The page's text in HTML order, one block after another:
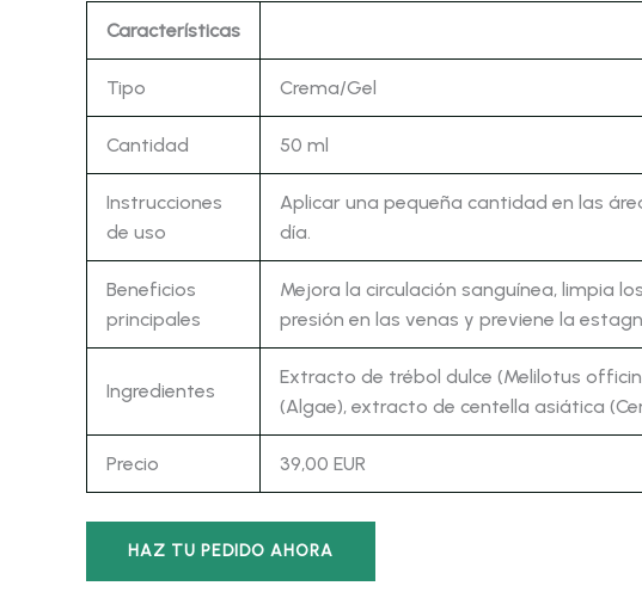
Características
Tipo Crema/Gel
Cantidad 50 ml
Instrucciones
de uso
Aplicar una pequeña cantidad en las
día.
Beneficios
principales
Mejora la circulación sanguínea, limpia
presión en las venas y previene la
Ingredientes
Extracto de trébol dulce (Melilotus
(Algae), extracto de centella asiática
Precio 39,00 EUR
HAZ TU PEDIDO AHORA